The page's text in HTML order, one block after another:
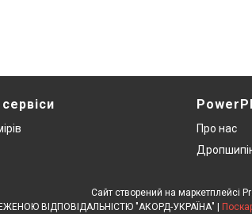
Про нас
Сайт створений на маркетплейсі
ТОВАРИСТВО З ОБМЕЖЕНОЮ ВІДПОВІДАЛЬНІСТЮ "АКОРД-УКРАЇНА" |